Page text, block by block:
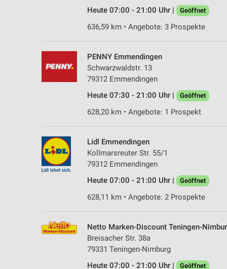
Heute 07:00 - 21:00 Uhr |
Geöffnet
636,59 km • Angebote: 3 Prospekte
PENNY Emmendingen
Schwarzwaldstr. 13
79312 Emmendingen
Heute 07:30 - 21:00 Uhr |
Geöffnet
628,20 km • Angebote: 1 Prospekt
Lidl Emmendingen
Kollmarsreuter Str. 55/1
79312 Emmendingen
Heute 07:00 - 21:00 Uhr |
Geöffnet
628,11 km • Angebote: 2 Prospekte
Netto Marken-Discount Teningen-
Breisacher Str. 38a
79331 Teningen-Nimburg
Heute 07:00 - 21:00 Uhr |
Geöffnet